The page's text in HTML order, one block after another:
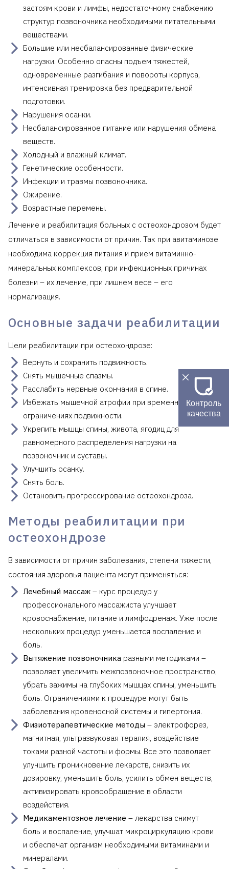
застоям крови и лимфы, недостаточному снабжению
структур позвоночника необходимыми питательными
веществами.
Большие или несбалансированные физические
нагрузки. Особенно опасны подъем тяжестей,
одновременные разгибания и повороты корпуса,
интенсивная тренировка без предварительной
подготовки.
Нарушения осанки.
Несбалансированное питание или нарушения обмена
веществ.
Холодный и влажный климат.
Генетические особенности.
Инфекции и травмы позвоночника.
Ожирение.
Возрастные перемены.
Лечение и реабилитация больных с остеохондрозом будет
отличаться в зависимости от причин. Так при авитаминозе
необходима коррекция питания и прием витаминно-
минеральных комплексов, при инфекционных причинах
болезни – их лечение, при лишнем весе – его
нормализация.
Основные задачи реабилитации
Цели реабилитации при остеохондрозе:
Вернуть и сохранить подвижность.
Снять мышечные спазмы.
Расслабить нервные окончания в спине.
Избежать мышечной атрофии при временных
ограничениях подвижности.
Укрепить мышцы спины, живота, ягодиц для
равномерного распределения нагрузки на
позвоночник и суставы.
Улучшить осанку.
Снять боль.
Остановить прогрессирование остеохондроза.
Методы реабилитации при
остеохондрозе
В зависимости от причин заболевания, степени тяжести,
состояния здоровья пациента могут применяться:
Лечебный массаж – курс процедур у
профессионального массажиста улучшает
кровоснабжение, питание и лимфодренаж. Уже после
нескольких процедур уменьшается воспаление и
боль.
Вытяжение позвоночника разными методиками –
позволяет увеличить межпозвоночное пространство,
убрать зажимы на глубоких мышцах спины, уменьшить
боль. Ограничениями к процедуре могут быть
заболевания кровеносной системы и гипертония.
Физиотерапевтические методы – электрофорез,
магнитная, ультразвуковая терапия, воздействие
токами разной частоты и формы. Все это позволяет
улучшить проникновение лекарств, снизить их
дозировку, уменьшить боль, усилить обмен веществ,
активизировать кровообращение в области
воздействия.
Медикаментозное лечение – лекарства снимут
боль и воспаление, улучшат микроциркуляцию крови
и обеспечат организм необходимыми витаминами и
минералами.
Контроль
качества